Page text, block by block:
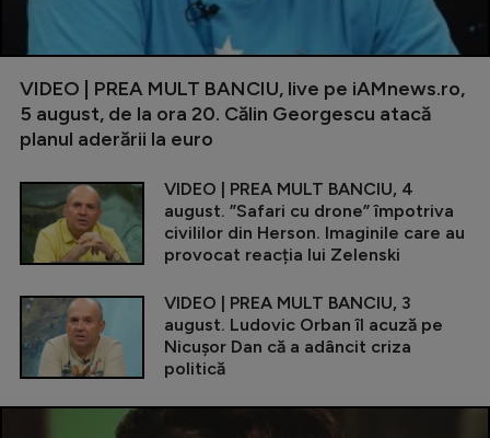
VIDEO | PREA MULT BANCIU, live pe iAMnews.ro,
5 august, de la ora 20. Călin Georgescu atacă
planul aderării la euro
VIDEO | PREA MULT BANCIU, 4
august. ”Safari cu drone” împotriva
civililor din Herson. Imaginile care au
provocat reacția lui Zelenski
VIDEO | PREA MULT BANCIU, 3
august. Ludovic Orban îl acuză pe
Nicușor Dan că a adâncit criza
politică